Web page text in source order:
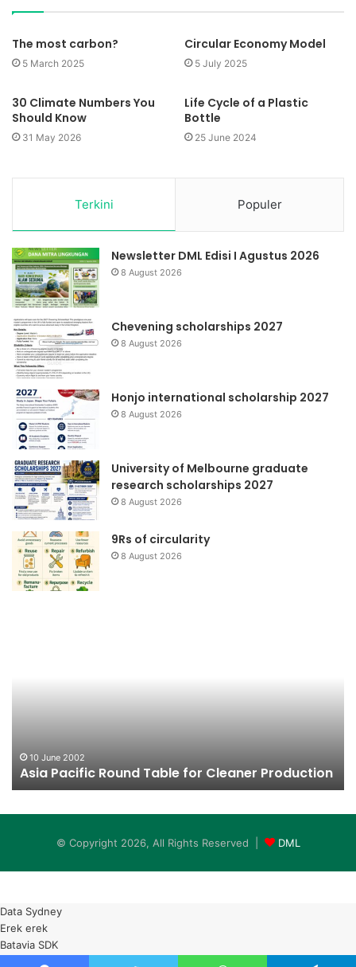
The most carbon?
5 March 2025
Circular Economy Model
5 July 2025
30 Climate Numbers You
Should Know
31 May 2026
Life Cycle of a Plastic
Bottle
25 June 2024
Terkini Populer
Newsletter DML Edisi I Agustus 2026
8 August 2026
Chevening scholarships 2027
8 August 2026
Honjo international scholarship 2027
8 August 2026
University of Melbourne graduate
research scholarships 2027
8 August 2026
9Rs of circularity
8 August 2026
10 June 2002
Asia Pacific Round Table for Cleaner Production
© Copyright 2026, All Rights Reserved | DML
Data Sydney
Erek erek
Batavia SDK